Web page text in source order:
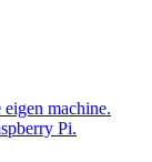
machine.
Pi.